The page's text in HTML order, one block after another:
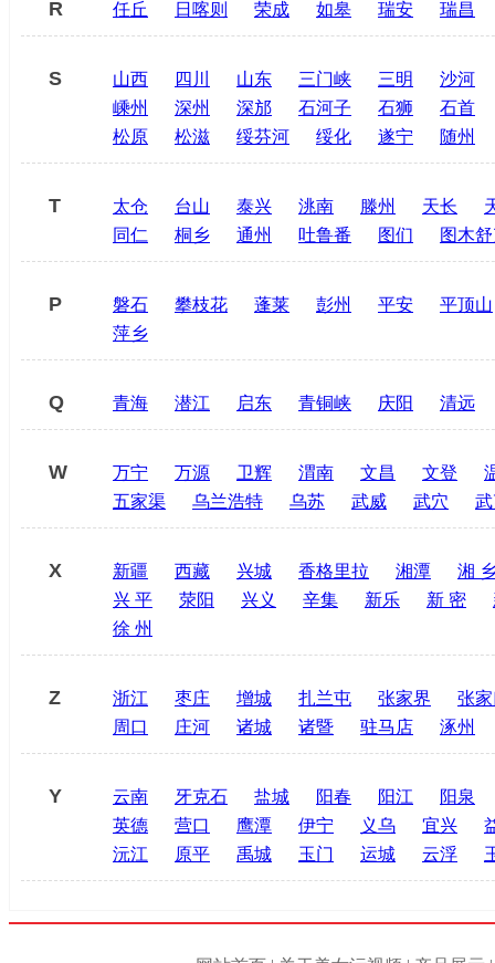
R 任丘 日喀则 荣成 如皋 瑞安 瑞昌
S 山西 四川 山东 三门峡 三明
沙河
嵊州
深州 深邡 石河子 石狮
石首
松原
松滋 绥芬河 绥化 遂宁 随州
T 太仓 台山 泰兴 洮南 滕州 天长
同仁
桐乡 通州 吐鲁番 图们 图木
P 磐石 攀枝花 蓬莱 彭州 平安
平顶山
萍乡
Q 青海 潜江 启东 青铜峡 庆阳 清远
W 万宁 万源 卫辉 渭南 文昌 文登
五家渠
乌兰浩特 乌苏 武威 武穴
X 新疆 西藏 兴城 香格里拉 湘潭
湘
兴 平
荥阳 兴义 辛集 新乐 新 密
徐 州
Z 浙江 枣庄 增城 扎兰屯 张家界
张
周口
庄河 诸城 诸暨 驻马店 涿州
Y 云南 牙克石 盐城 阳春 阳江
阳泉
英德
营口 鹰潭 伊宁 义乌 宜兴
沅江
原平 禹城 玉门 运城 云浮